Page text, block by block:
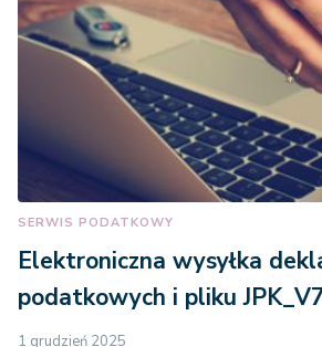
SERWIS PODATKOWY
Elektroniczna wysyłka
podatkowych i pliku
1 grudzień 2025